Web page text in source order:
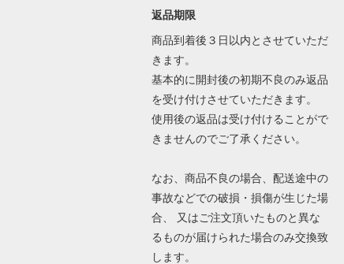
返品期限
商品到着後３日以内とさせていただ
きます。
基本的に開封後の初期不良のみ返品
を受け付けさせていただきます。
使用後の返品は受け付けることがで
きませんのでご了承ください。
なお、商品不良の場合、配送途中の
事故などでの破損・損傷が生じた場
合、 又はご注文頂いたものと異な
るものが届けられた場合のみ交換致
します。